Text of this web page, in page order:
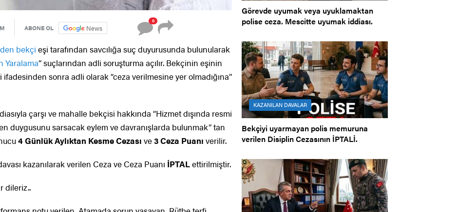
ABONE OL News
0
bekçi eşi tarafından savcılığa suç duyurusunda bulunularak
Yaralama” suçlarından adli soruşturma açılır. Bekçinin eşinin
ifadesinden sonra adli olarak “ceza verilmesine yer olmadığına”
çarşı ve mahalle bekçisi hakkında “Hizmet dışında resmi
duygusunu sarsacak eylem ve davranışlarda bulunmak” tan
4 Günlük Aylıktan Kesme Cezası ve3 Ceza Puanı verilir.
kazanılarak verilen Ceza ve Ceza Puanı İPTALettirilmiştir.
dileriz..
Görevde uyumak veya uyuklamaktan
polise ceza. Mescitte uyumak iddiası.
KAZANILAN DAVALAR
Bekçiyi uyarmayan polis memuruna
verilen Disiplin Cezasının İPTALİ.